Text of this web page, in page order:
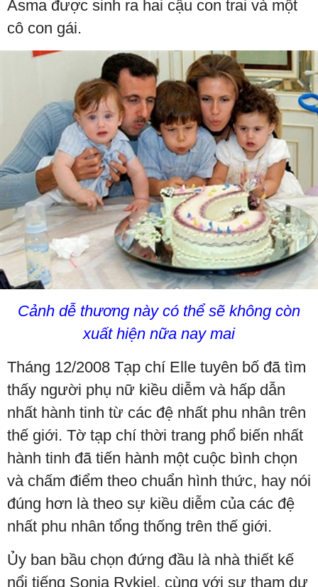
Asma được sinh ra hai cậu con trai và một
cô con gái.
Cảnh dễ thương này có thể sẽ không còn
xuất hiện nữa nay mai
Tháng 12/2008 Tạp chí Elle tuyên bố đã tìm
thấy người phụ nữ kiều diễm và hấp dẫn
nhất hành tinh từ các đệ nhất phu nhân trên
thế giới. Tờ tạp chí thời trang phổ biến nhất
hành tinh đã tiến hành một cuộc bình chọn
và chấm điểm theo chuẩn hình thức, hay nói
đúng hơn là theo sự kiều diễm của các đệ
nhất phu nhân tổng thống trên thế giới.
Ủy ban bầu chọn đứng đầu là nhà thiết kế
nổi tiếng Sonia Rykiel, cùng với sự tham dự